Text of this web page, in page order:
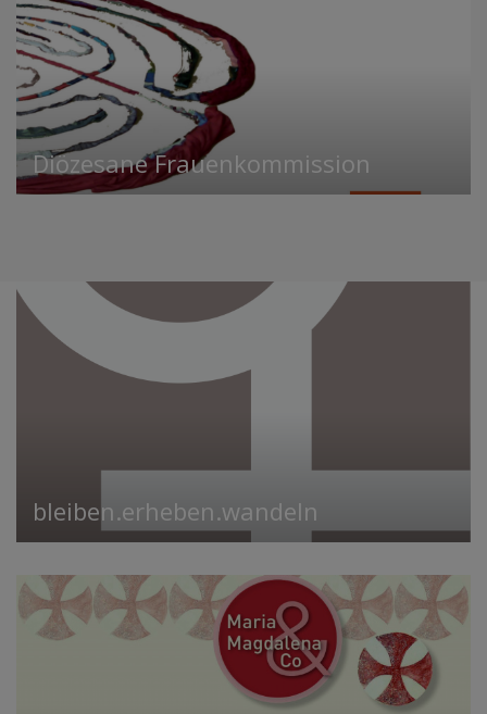
Diözesane Frauenkommission
bleiben.erheben.wandeln